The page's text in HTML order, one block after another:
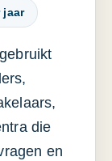
jaar
die
en